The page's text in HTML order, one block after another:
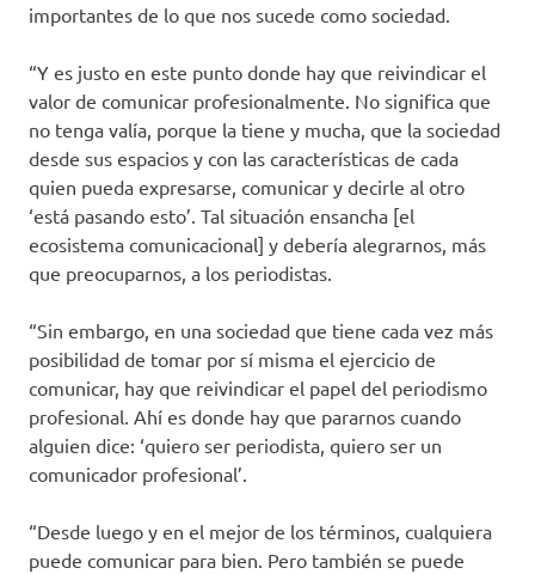
importantes de lo que nos sucede como sociedad.
“Y es justo en este punto donde hay que reivindicar el
valor de comunicar profesionalmente. No significa que
no tenga valía, porque la tiene y mucha, que la sociedad
desde sus espacios y con las características de cada
quien pueda expresarse, comunicar y decirle al otro
‘está pasando esto’. Tal situación ensancha [el
ecosistema comunicacional] y debería alegrarnos, más
que preocuparnos, a los periodistas.
“Sin embargo, en una sociedad que tiene cada vez más
posibilidad de tomar por sí misma el ejercicio de
comunicar, hay que reivindicar el papel del periodismo
profesional. Ahí es donde hay que pararnos cuando
alguien dice: ‘quiero ser periodista, quiero ser un
comunicador profesional’.
“Desde luego y en el mejor de los términos, cualquiera
puede comunicar para bien. Pero también se puede